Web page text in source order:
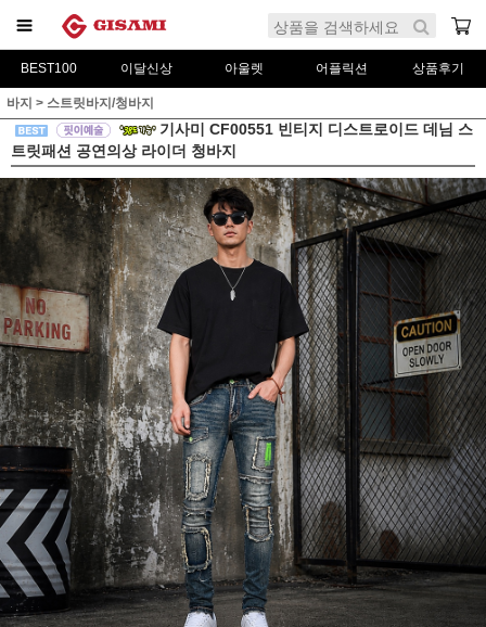
BEST100 이달신상 아울렛 어플릭션 상품후기
바지 > 스트릿바지/청바지
기사미 CF00551 빈티지 디스트로이드 데님 스
트릿패션 공연의상 라이더 청바지